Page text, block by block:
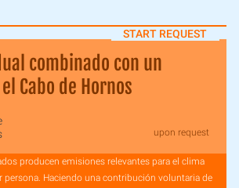
START REQUEST
combinado con un
Cabo de Hornos
upon request
producen emisiones relevantes para el clima
persona. Haciendo una contribución voluntaria de